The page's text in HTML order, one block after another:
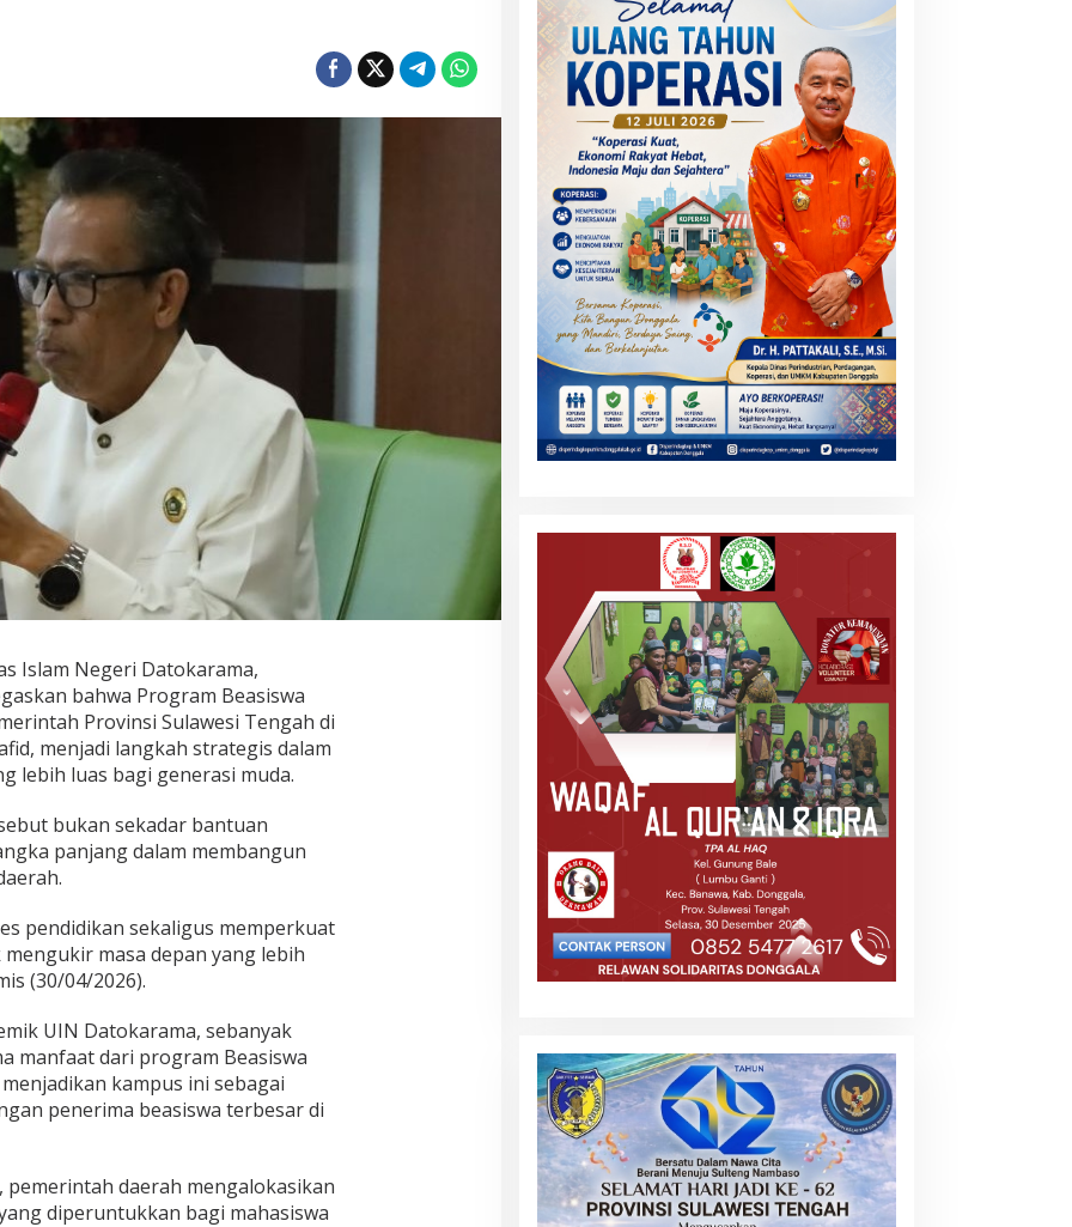
Islam Negeri Datokarama,
bahwa Program Beasiswa
Provinsi Sulawesi Tengah di
, menjadi langkah strategis dalam
lebih luas bagi generasi muda.
bukan sekadar bantuan
panjang dalam membangun
pendidikan sekaligus memperkuat
masa depan yang lebih
(30/04/2026).
UIN Datokarama, sebanyak
manfaat dari program Beasiswa
kampus ini sebagai
penerima beasiswa terbesar di
daerah mengalokasikan
diperuntukkan bagi mahasiswa